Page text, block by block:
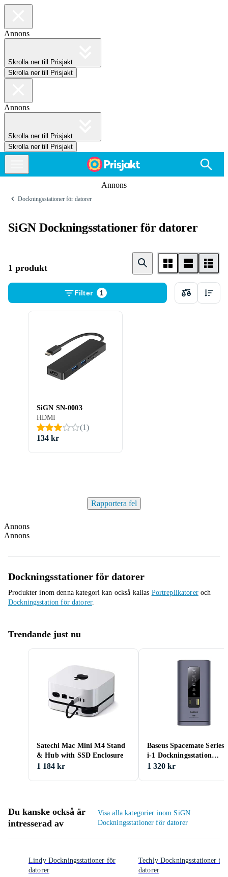
Annons
Skrolla ner till Prisjakt
Skrolla ner till Prisjakt
Annons
Skrolla ner till Prisjakt
Skrolla ner till Prisjakt
Annons
Dockningsstationer för datorer
SiGN Dockningsstationer för datorer
1 produkt
Filter 1
SiGN SN-0003
HDMI
(1)
134 kr
Rapportera fel
Annons
Annons
Dockningsstationer för datorer
Produkter inom denna kategori kan också kallas Portreplikatoreroch
Dockningsstation för datorer.
Trendande just nu
Satechi Mac Mini M4 Stand
& Hub with SSD Enclosure
1 184 kr
Baseus Spacemate Series
i-1 Dockningsstation
B00568101813-01
1 320 kr
Du kanske också är
intresserad av
Visa alla kategorier inom SiGN
Dockningsstationer för datorer
Lindy Dockningsstationer för
datorer
Techly Dockningsstationer för
datorer